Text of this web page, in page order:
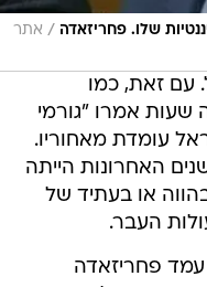
שלו. פחריזאדה / אתר
עם זאת, כמו
שעות אמרו "גורמי
עומדת מאחוריו.
האחרונות הייתה
או בעתיד של
העבר.
פחריזאדה